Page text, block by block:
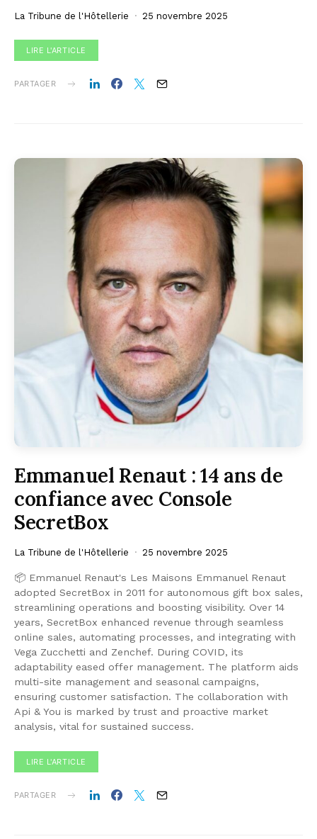
La Tribune de l'Hôtellerie 25 novembre 2025
LIRE L'ARTICLE
PARTAGER
Emmanuel Renaut : 14 ans de
confiance avec Console
SecretBox
La Tribune de l'Hôtellerie 25 novembre 2025
📦 Emmanuel Renaut's Les Maisons Emmanuel Renaut
adopted SecretBox in 2011 for autonomous gift box sales,
streamlining operations and boosting visibility. Over 14
years, SecretBox enhanced revenue through seamless
online sales, automating processes, and integrating with
Vega Zucchetti and Zenchef. During COVID, its
adaptability eased offer management. The platform aids
multi-site management and seasonal campaigns,
ensuring customer satisfaction. The collaboration with
Api & You is marked by trust and proactive market
analysis, vital for sustained success.
LIRE L'ARTICLE
PARTAGER